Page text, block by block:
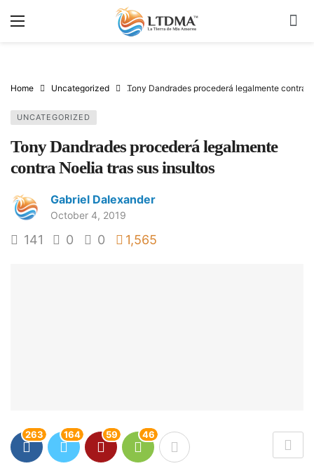
Home Uncategorized Tony Dandrades procederá legalmente contra
UNCATEGORIZED
Tony Dandrades procederá legalmente
contra Noelia tras sus insultos
Gabriel Dalexander
October 4, 2019
141 0 0 1,565
263 164 59 46